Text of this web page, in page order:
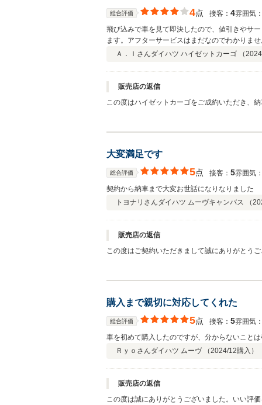
総合評価 4点 接客： 4雰囲気
飛び込みで車を見て即決したので、値引きやサ
ます。アフターサービスはまだなのでわかりま
Ａ．Ｉさんダイハツ ハイゼットカーゴ （
販売店の返信
この度はハイゼットカーゴをご成約いただき、
大変満足です
総合評価 5点 接客： 5雰囲気
契約から納車まで大変お世話になりなりました
トヨナリさんダイハツ ムーヴキャンバス （
販売店の返信
この度はご契約いただきまして誠にありがとう
購入まで親切に対応してくれた
総合評価 5点 接客： 5雰囲気
車を初めて購入したのですが、分からないこと
Ｒｙｏさんダイハツ ムーヴ （2024/12購入）
販売店の返信
この度は誠にありがとうございました。いい評